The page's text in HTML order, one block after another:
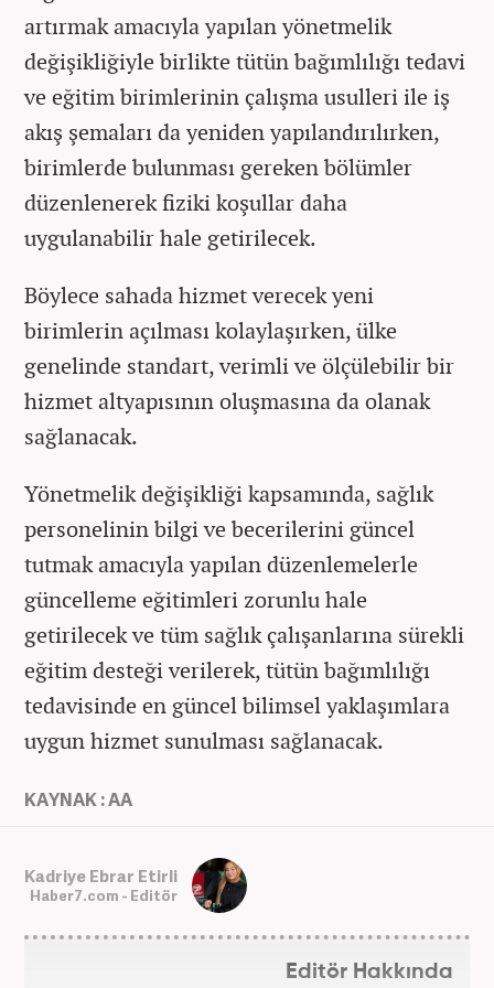
artırmak amacıyla yapılan yönetmelik
değişikliğiyle birlikte tütün bağımlılığı tedavi
ve eğitim birimlerinin çalışma usulleri ile iş
akış şemaları da yeniden yapılandırılırken,
birimlerde bulunması gereken bölümler
düzenlenerek fiziki koşullar daha
uygulanabilir hale getirilecek.
Böylece sahada hizmet verecek yeni
birimlerin açılması kolaylaşırken, ülke
genelinde standart, verimli ve ölçülebilir bir
hizmet altyapısının oluşmasına da olanak
sağlanacak.
Yönetmelik değişikliği kapsamında, sağlık
personelinin bilgi ve becerilerini güncel
tutmak amacıyla yapılan düzenlemelerle
güncelleme eğitimleri zorunlu hale
getirilecek ve tüm sağlık çalışanlarına sürekli
eğitim desteği verilerek, tütün bağımlılığı
tedavisinde en güncel bilimsel yaklaşımlara
uygun hizmet sunulması sağlanacak.
KAYNAK : AA
Kadriye Ebrar Etirli
Haber7.com - Editör
Editör Hakkında